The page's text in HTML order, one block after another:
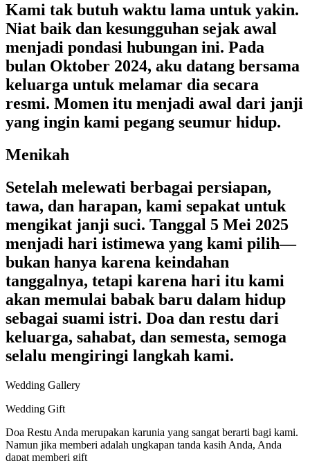
Kami tak butuh waktu lama untuk yakin.
Niat baik dan kesungguhan sejak awal
menjadi pondasi hubungan ini. Pada
bulan Oktober 2024, aku datang bersama
keluarga untuk melamar dia secara
resmi. Momen itu menjadi awal dari janji
yang ingin kami pegang seumur hidup.
Menikah
Setelah melewati berbagai persiapan,
tawa, dan harapan, kami sepakat untuk
mengikat janji suci. Tanggal 5 Mei 2025
menjadi hari istimewa yang kami pilih—
bukan hanya karena keindahan
tanggalnya, tetapi karena hari itu kami
akan memulai babak baru dalam hidup
sebagai suami istri. Doa dan restu dari
keluarga, sahabat, dan semesta, semoga
selalu mengiringi langkah kami.
Wedding Gallery
Wedding Gift
Doa Restu Anda merupakan karunia yang sangat berarti bagi kami.
Namun jika memberi adalah ungkapan tanda kasih Anda, Anda
dapat memberi gift